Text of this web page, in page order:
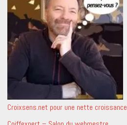
Croixsens.net pour une nette croissance